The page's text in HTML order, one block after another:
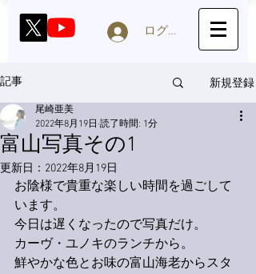
ログイン
記事 新規登録
富山写真その1
尾崎亜美
2022年8月19日 読了時間: 1分
更新日： 2022年8月19日
お陰様で貴重な楽しい時間を過ごして
います。
今日は遅くなったので写真だけ。
カーヴ・ユノキのランチから。
鮮やかな色とお味の富山海老からスタ